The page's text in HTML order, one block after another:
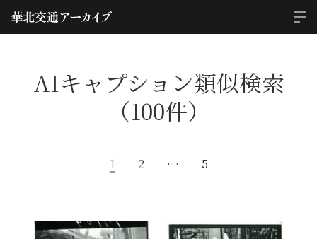
AIキャプション類似検索
（100件）
1 2 … 5